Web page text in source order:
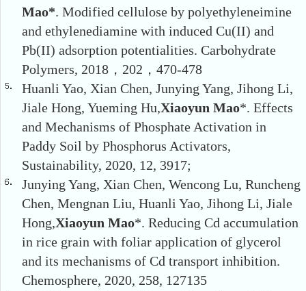
Mao*. Modified cellulose by polyethyleneimine
and ethylenediamine with induced Cu(II) and
Pb(II) adsorption potentialities. Carbohydrate
Polymers, 2018，202，470-478
Huanli Yao, Xian Chen, Junying Yang, Jihong Li,
Jiale Hong, Yueming Hu,Xiaoyun Mao*. Effects
and Mechanisms of Phosphate Activation in
Paddy Soil by Phosphorus Activators,
Sustainability, 2020, 12, 3917;
Junying Yang, Xian Chen, Wencong Lu, Runcheng
Chen, Mengnan Liu, Huanli Yao, Jihong Li, Jiale
Hong,Xiaoyun Mao*. Reducing Cd accumulation
in rice grain with foliar application of glycerol
and its mechanisms of Cd transport inhibition.
Chemosphere, 2020, 258, 127135